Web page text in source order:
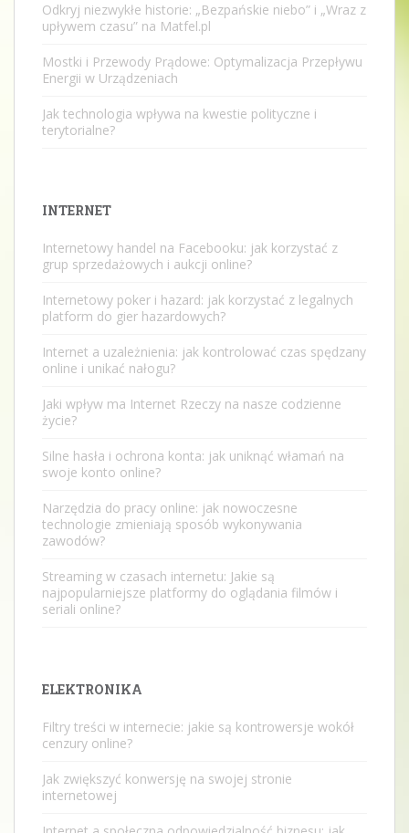
Odkryj niezwykłe historie: „Bezpańskie niebo” i „Wraz z
upływem czasu” na Matfel.pl
Mostki i Przewody Prądowe: Optymalizacja Przepływu
Energii w Urządzeniach
Jak technologia wpływa na kwestie polityczne i
terytorialne?
INTERNET
Internetowy handel na Facebooku: jak korzystać z
grup sprzedażowych i aukcji online?
Internetowy poker i hazard: jak korzystać z legalnych
platform do gier hazardowych?
Internet a uzależnienia: jak kontrolować czas spędzany
online i unikać nałogu?
Jaki wpływ ma Internet Rzeczy na nasze codzienne
życie?
Silne hasła i ochrona konta: jak uniknąć włamań na
swoje konto online?
Narzędzia do pracy online: jak nowoczesne
technologie zmieniają sposób wykonywania
zawodów?
Streaming w czasach internetu: Jakie są
najpopularniejsze platformy do oglądania filmów i
seriali online?
ELEKTRONIKA
Filtry treści w internecie: jakie są kontrowersje wokół
cenzury online?
Jak zwiększyć konwersję na swojej stronie
internetowej